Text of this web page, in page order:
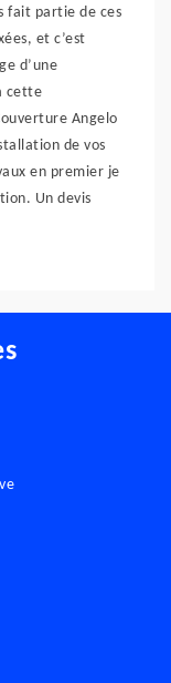
fait partie de ces
et c’est
d’une
cette
Angelo
de vos
en premier je
Un devis